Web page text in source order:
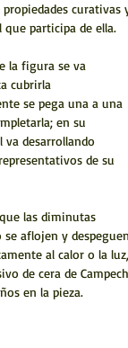
curativas
que participa de ella.
la figura se va
cubrirla
se pega una a una
en su
desarrollando
de su
las diminutas
aflojen y
al calor o la luz,
de cera de
en la pieza.